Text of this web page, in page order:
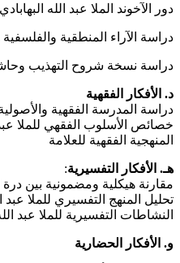
دور الآخوند الملا عبد الله
دراسة الآراء المنطقية والفلسفية
دراسة نسخة شروح التهذيب
د. الأفكار الفقهية
دراسة المدرسة الفقهية والأصولية
خصائص الأسلوب الفقهي للملا
المنهجية الفقهية للعلامة
هـ. الأفكار التفسيرية:
مقارنة هيكلية ومضمونية بين درة
تحلیل المنهج التفسيري للملا
النشاطات التفسيرية للملا عبد
و. الأفكار الحضارية